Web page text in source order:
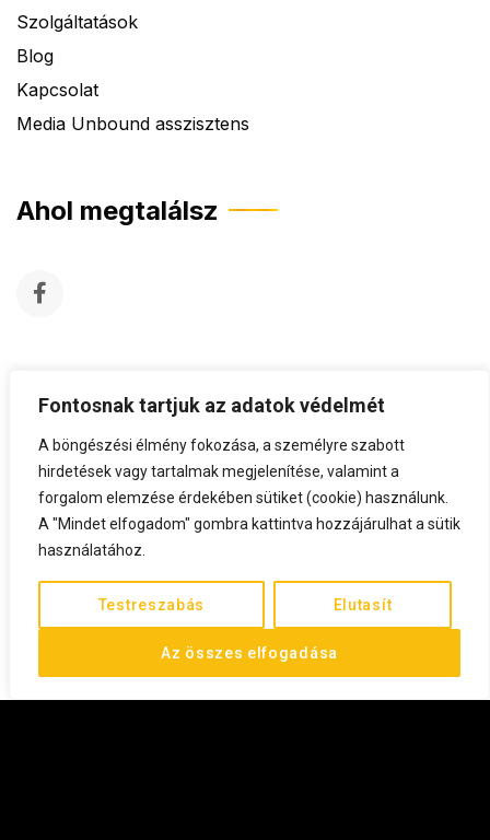
Fontosnak tartjuk az adatok védelmét
A böngészési élmény fokozása, a személyre szabott
hirdetések vagy tartalmak megjelenítése, valamint a
forgalom elemzése érdekében sütiket (cookie) használunk.
A "Mindet elfogadom" gombra kattintva hozzájárulhat a sütik
használatához.
Testreszabás Elutasít
Az összes elfogadása
Szolgáltatások
Blog
Kapcsolat
Media Unbound asszisztens
Ahol megtalálsz